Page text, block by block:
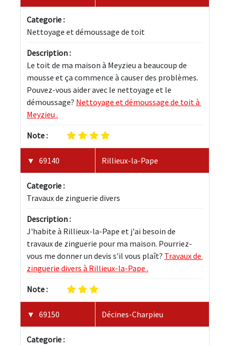
Categorie :
Nettoyage et démoussage de toit
Description :
Le toit de ma maison à Meyzieu a beaucoup de
mousse et ça commence à causer des problèmes.
Pouvez-vous aider avec le nettoyage et le
démoussage? Nettoyage et démoussage de toit à
Meyzieu .
Note :
69140 Rillieux-la-Pape
Categorie :
Travaux de zinguerie divers
Description :
J'habite à Rillieux-la-Pape et j'ai besoin de
travaux de zinguerie pour ma maison. Pourriez-
vous me donner un devis s'il vous plaît? Travaux de
zinguerie divers à Rillieux-la-Pape .
Note :
69150 Décines-Charpieu
Categorie :